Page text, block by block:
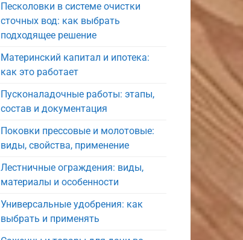
Песколовки в системе очистки
сточных вод: как выбрать
подходящее решение
Материнский капитал и ипотека:
как это работает
Пусконаладочные работы: этапы,
состав и документация
Поковки прессовые и молотовые:
виды, свойства, применение
Лестничные ограждения: виды,
материалы и особенности
Универсальные удобрения: как
выбрать и применять